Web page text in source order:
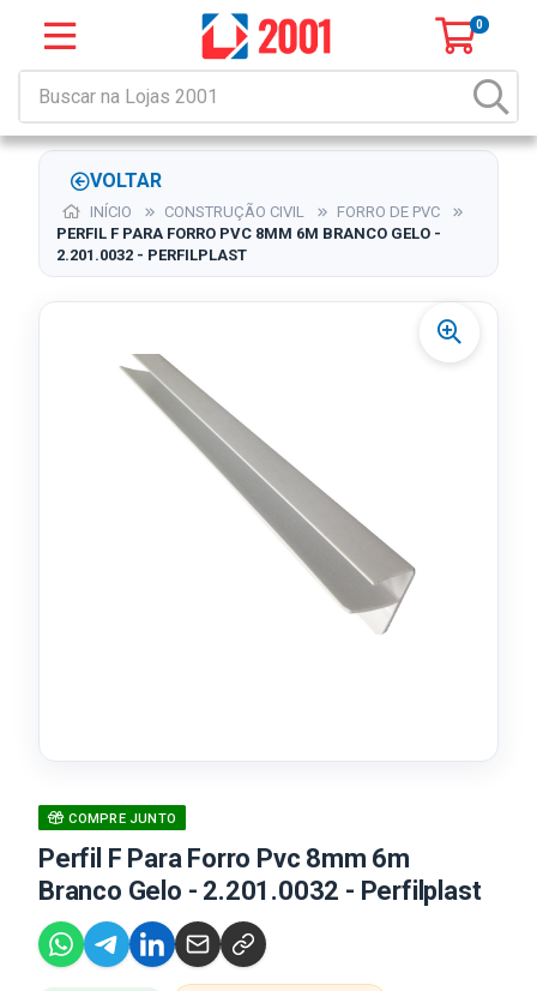
0
VOLTAR
INÍCIO CONSTRUÇÃO CIVIL
FORRO DE PVC
PERFIL F PARA FORRO PVC 8MM 6M BRANCO GELO -
2.201.0032 - PERFILPLAST
COMPRE JUNTO
Perfil F Para Forro Pvc 8mm 6m
Branco Gelo - 2.201.0032 - Perfilplast